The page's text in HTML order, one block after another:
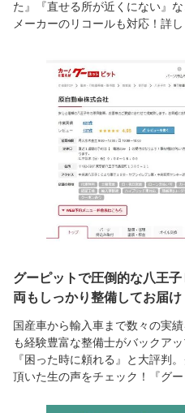
た』『直せる所が近くにない』
メーカーのリコールも対応！詳
グーピットで圧倒的な八王
両もしっかり整備してお届け
国産車から輸入車まで数々の実
も経験豊富な整備士がバックア
『困った時に頼れる』と大評判
頂いた生の声をチェック！『グ